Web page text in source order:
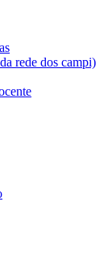
rede dos campi)